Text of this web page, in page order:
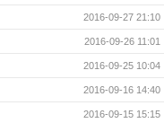
2016-09-27 21:10
2016-09-26 11:01
2016-09-25 10:04
2016-09-16 14:40
2016-09-15 15:15